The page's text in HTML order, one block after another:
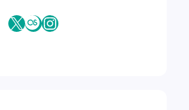
X Last.fmInstagram